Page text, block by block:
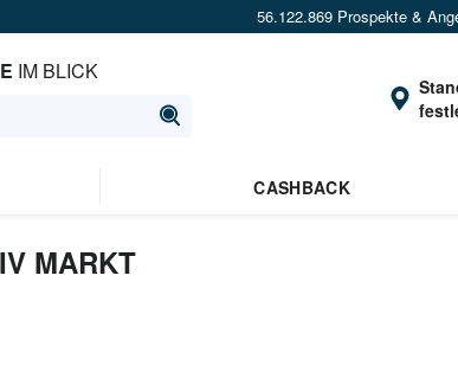
56.122.869 Prospekte &
IM BLICK
CASHBACK
MARKT